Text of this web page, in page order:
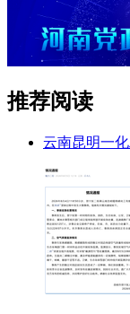
推荐阅读
云南昆明一